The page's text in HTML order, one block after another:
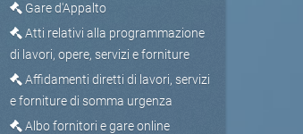
Gare d'Appalto
Atti relativi alla programmazione
di lavori, opere, servizi e forniture
Affidamenti diretti di lavori, servizi
e forniture di somma urgenza
Albo fornitori e gare online